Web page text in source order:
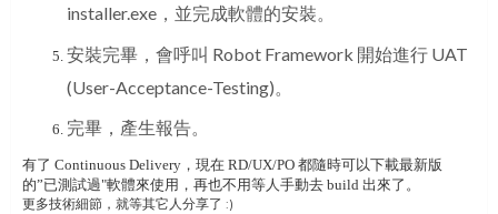
installer.exe，並完成軟體的安裝。
安裝完畢，會呼叫 Robot Framework 開始進行 UAT
(User-Acceptance-Testing)。
完畢，產生報告。
有了 Continuous Delivery，現在 RD/UX/PO 都隨時可以下載最新版
的”已測試過"軟體來使用，再也不用等人手動去 build 出來了。
更多技術細節，就等其它人分享了 :)